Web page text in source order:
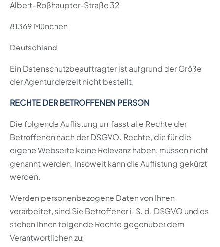
Albert-Roßhaupter-Straße 32
81369 München
Deutschland
Ein Datenschutzbeauftragter ist aufgrund der Größe
der Agentur derzeit nicht bestellt.
RECHTE DER BETROFFENEN PERSON
Die folgende Auflistung umfasst alle Rechte der
Betroffenen nach der DSGVO. Rechte, die für die
eigene Webseite keine Relevanz haben, müssen nicht
genannt werden. Insoweit kann die Auflistung gekürzt
werden.
Werden personenbezogene Daten von Ihnen
verarbeitet, sind Sie Betroffener i. S. d. DSGVO und es
stehen Ihnen folgende Rechte gegenüber dem
Verantwortlichen zu: